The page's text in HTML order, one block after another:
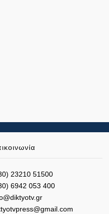
23210 51500
6942 053 400